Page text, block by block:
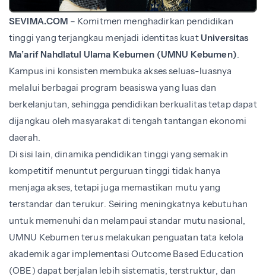
SEVIMA.COM – Komitmen menghadirkan pendidikan
tinggi yang terjangkau menjadi identitas kuatUniversitas
Ma’arif Nahdlatul Ulama Kebumen (UMNU Kebumen)
Kampus ini konsisten membuka akses seluas-luasnya
melalui berbagai program beasiswa yang luas dan
berkelanjutan, sehingga pendidikan berkualitas tetap dapat
dijangkau oleh masyarakat di tengah tantangan ekonomi
daerah.
Di sisi lain, dinamika pendidikan tinggi yang semakin
kompetitif menuntut perguruan tinggi tidak hanya
menjaga akses, tetapi juga memastikan mutu yang
terstandar dan terukur. Seiring meningkatnya kebutuhan
untuk memenuhi dan melampaui standar mutu nasional,
UMNU Kebumen terus melakukan penguatan tata kelola
akademik agar implementasi Outcome Based Education
(OBE) dapat berjalan lebih sistematis, terstruktur, dan